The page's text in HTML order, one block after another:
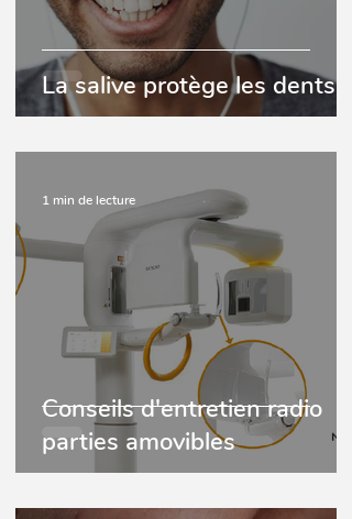
La salive protège les dents
Conseils d'entretien radio
parties amovibles
1 min de lecture